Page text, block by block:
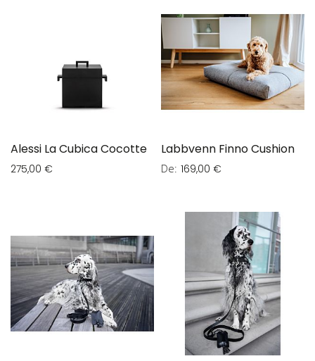
Alessi La Cubica Cocotte
275,00 €
Labbvenn Finno Cushion
De 169,00 €